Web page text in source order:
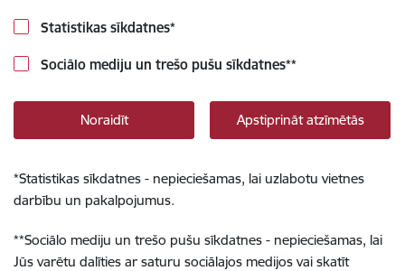
Statistikas sīkdatnes*
Sociālo mediju un trešo pušu sīkdatnes**
Noraidīt Apstiprināt atzīmētās
*Statistikas sīkdatnes - nepieciešamas, lai uzlabotu vietnes
darbību un pakalpojumus.
**Sociālo mediju un trešo pušu sīkdatnes - nepieciešamas, lai
Jūs varētu dalīties ar saturu sociālajos medijos vai skatīt